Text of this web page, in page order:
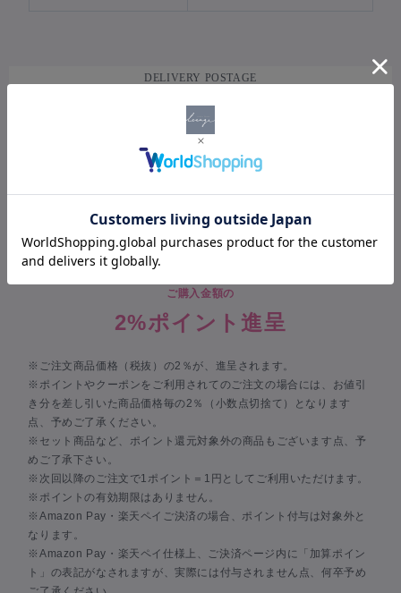
DELIVERY POSTAGE
POINT
ポイントについて
ご購入金額の
2%ポイント進呈
※ご注文商品価格（税抜）の2％が、進呈されます。
※ポイントやクーポンをご利用されてのご注文の場合には、お値引
き分を差し引いた商品価格毎の2％（小数点切捨て）となります
点、予めご了承ください。
※セット商品など、ポイント還元対象外の商品もございます点、予
めご了承下さい。
※次回以降のご注文で1ポイント＝1円としてご利用いただけます。
※ポイントの有効期限はありません。
※Amazon Pay・楽天ペイご決済の場合、ポイント付与は対象外と
なります。
※Amazon Pay・楽天ペイ仕様上、ご決済ページ内に「加算ポイン
ト」の表記がなされますが、実際には付与されません点、何卒予め